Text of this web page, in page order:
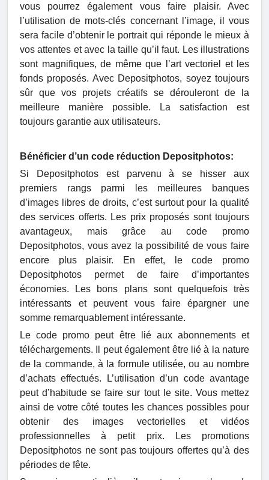
vous pourrez également vous faire plaisir. Avec
l’utilisation de mots-clés concernant l’image, il vous
sera facile d’obtenir le portrait qui réponde le mieux à
vos attentes et avec la taille qu’il faut. Les illustrations
sont magnifiques, de même que l’art vectoriel et les
fonds proposés. Avec Depositphotos, soyez toujours
sûr que vos projets créatifs se dérouleront de la
meilleure manière possible. La satisfaction est
toujours garantie aux utilisateurs.
Bénéficier d’un code réduction Depositphotos:
Si Depositphotos est parvenu à se hisser aux
premiers rangs parmi les meilleures banques
d’images libres de droits, c’est surtout pour la qualité
des services offerts. Les prix proposés sont toujours
avantageux, mais grâce au code promo
Depositphotos, vous avez la possibilité de vous faire
encore plus plaisir. En effet, le code promo
Depositphotos permet de faire d’importantes
économies. Les bons plans sont quelquefois très
intéressants et peuvent vous faire épargner une
somme remarquablement intéressante.
Le code promo peut être lié aux abonnements et
téléchargements. Il peut également être lié à la nature
de la commande, à la formule utilisée, ou au nombre
d’achats effectués. L’utilisation d’un code avantage
peut d’habitude se faire sur tout le site. Vous mettez
ainsi de votre côté toutes les chances possibles pour
obtenir des images vectorielles et vidéos
professionnelles à petit prix. Les promotions
Depositphotos ne sont pas toujours offertes qu’à des
périodes de fête.